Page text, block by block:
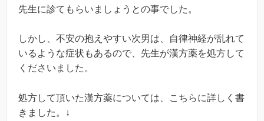
先生に診てもらいましょうとの事でした。
しかし、不安の抱えやすい次男は、自律神経が乱れて
いるような症状もあるので、先生が漢方薬を処方して
くださいました。
処方して頂いた漢方薬については、こちらに詳しく書
きました。↓